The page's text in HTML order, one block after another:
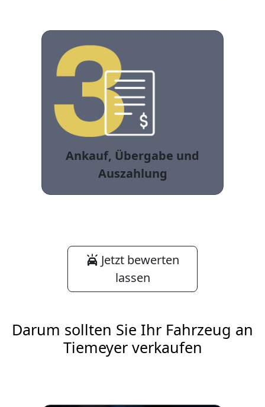
Ankauf, Übergabe und
Auszahlung
Jetzt bewerten
lassen
Darum sollten Sie Ihr Fahrzeug an
Tiemeyer verkaufen